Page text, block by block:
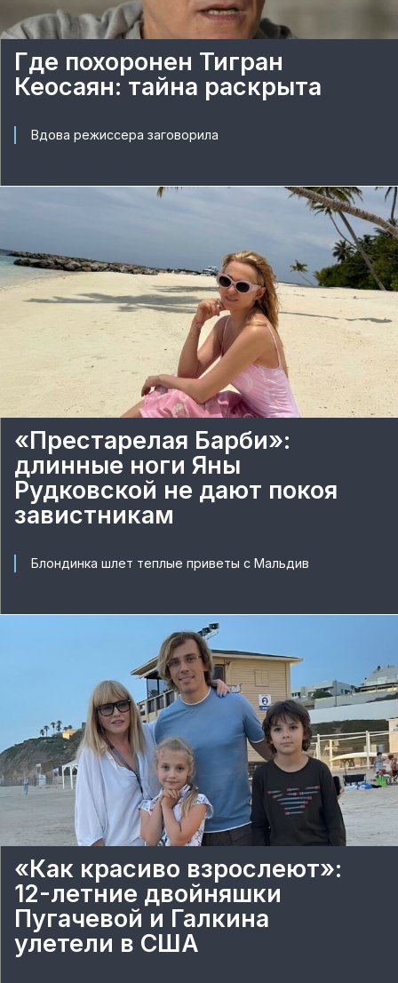
Где похоронен Тигран
Кеосаян: тайна раскрыта
Вдова режиссера заговорила
«Престарелая Барби»:
длинные ноги Яны
Рудковской не дают покоя
завистникам
Блондинка шлет теплые приветы с Мальдив
«Как красиво взрослеют»:
12-летние двойняшки
Пугачевой и Галкина
улетели в США